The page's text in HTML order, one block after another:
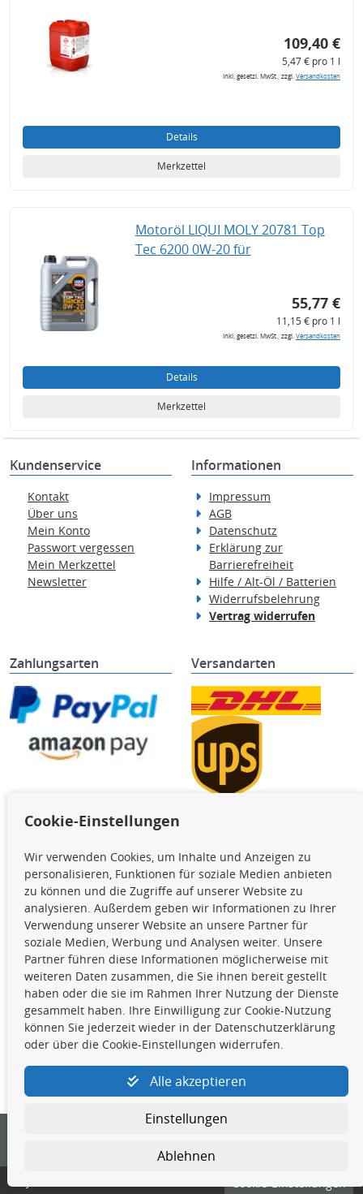
109,40 €
5,47 € pro 1 l
inkl. gesetzl. MwSt., zzgl.Versandkosten
Details
Merkzettel
Motoröl LIQUI MOLY 20781 Top
Tec 6200 0W-20 für
55,77 €
11,15 € pro 1 l
inkl. gesetzl. MwSt., zzgl.Versandkosten
Details
Merkzettel
Kundenservice
Kontakt
Über uns
Mein Konto
Passwort vergessen
Mein Merkzettel
Newsletter
Informationen
Impressum
AGB
Datenschutz
Erklärung zur
Barrierefreiheit
Hilfe / Alt-Öl / Batterien
Widerrufsbelehrung
Vertrag widerrufen
Zahlungsarten Versandarten
Die hier angezeigten Daten,
insbesondere die gesamte Datenbank,
dürfen nicht kopiert werden. Es ist zu
unterlassen, die Daten oder die gesamte Datenbank ohne
vorherige Zustimmung TecDocs zu vervielfältigen, zu
verbreiten und/oder diese Handlungen durch Dritte ausführen
zu lassen. Ein Zuwiderhandeln stellt eine
Urheberrechtsverletzung dar und wird verfolgt.
Kontakt
4yourcar GmbH | Avidesweg 1 | 27386 Hemsbünde |
kundenservice@4yourcar.de
Cookie-Einstellungen
Cookie-Einstellungen
Wir verwenden Cookies, um Inhalte und Anzeigen zu
personalisieren, Funktionen für soziale Medien anbieten
zu können und die Zugriffe auf unserer Website zu
analysieren. Außerdem geben wir Informationen zu Ihrer
Verwendung unserer Website an unsere Partner für
soziale Medien, Werbung und Analysen weiter. Unsere
Partner führen diese Informationen möglicherweise mit
weiteren Daten zusammen, die Sie ihnen bereit gestellt
haben oder die sie im Rahmen Ihrer Nutzung der Dienste
gesammelt haben. Ihre Einwilligung zur Cookie-Nutzung
können Sie jederzeit wieder in der Datenschutzerklärung
oder über die Cookie-Einstellungen widerrufen.
Alle akzeptieren
Einstellungen
Ablehnen